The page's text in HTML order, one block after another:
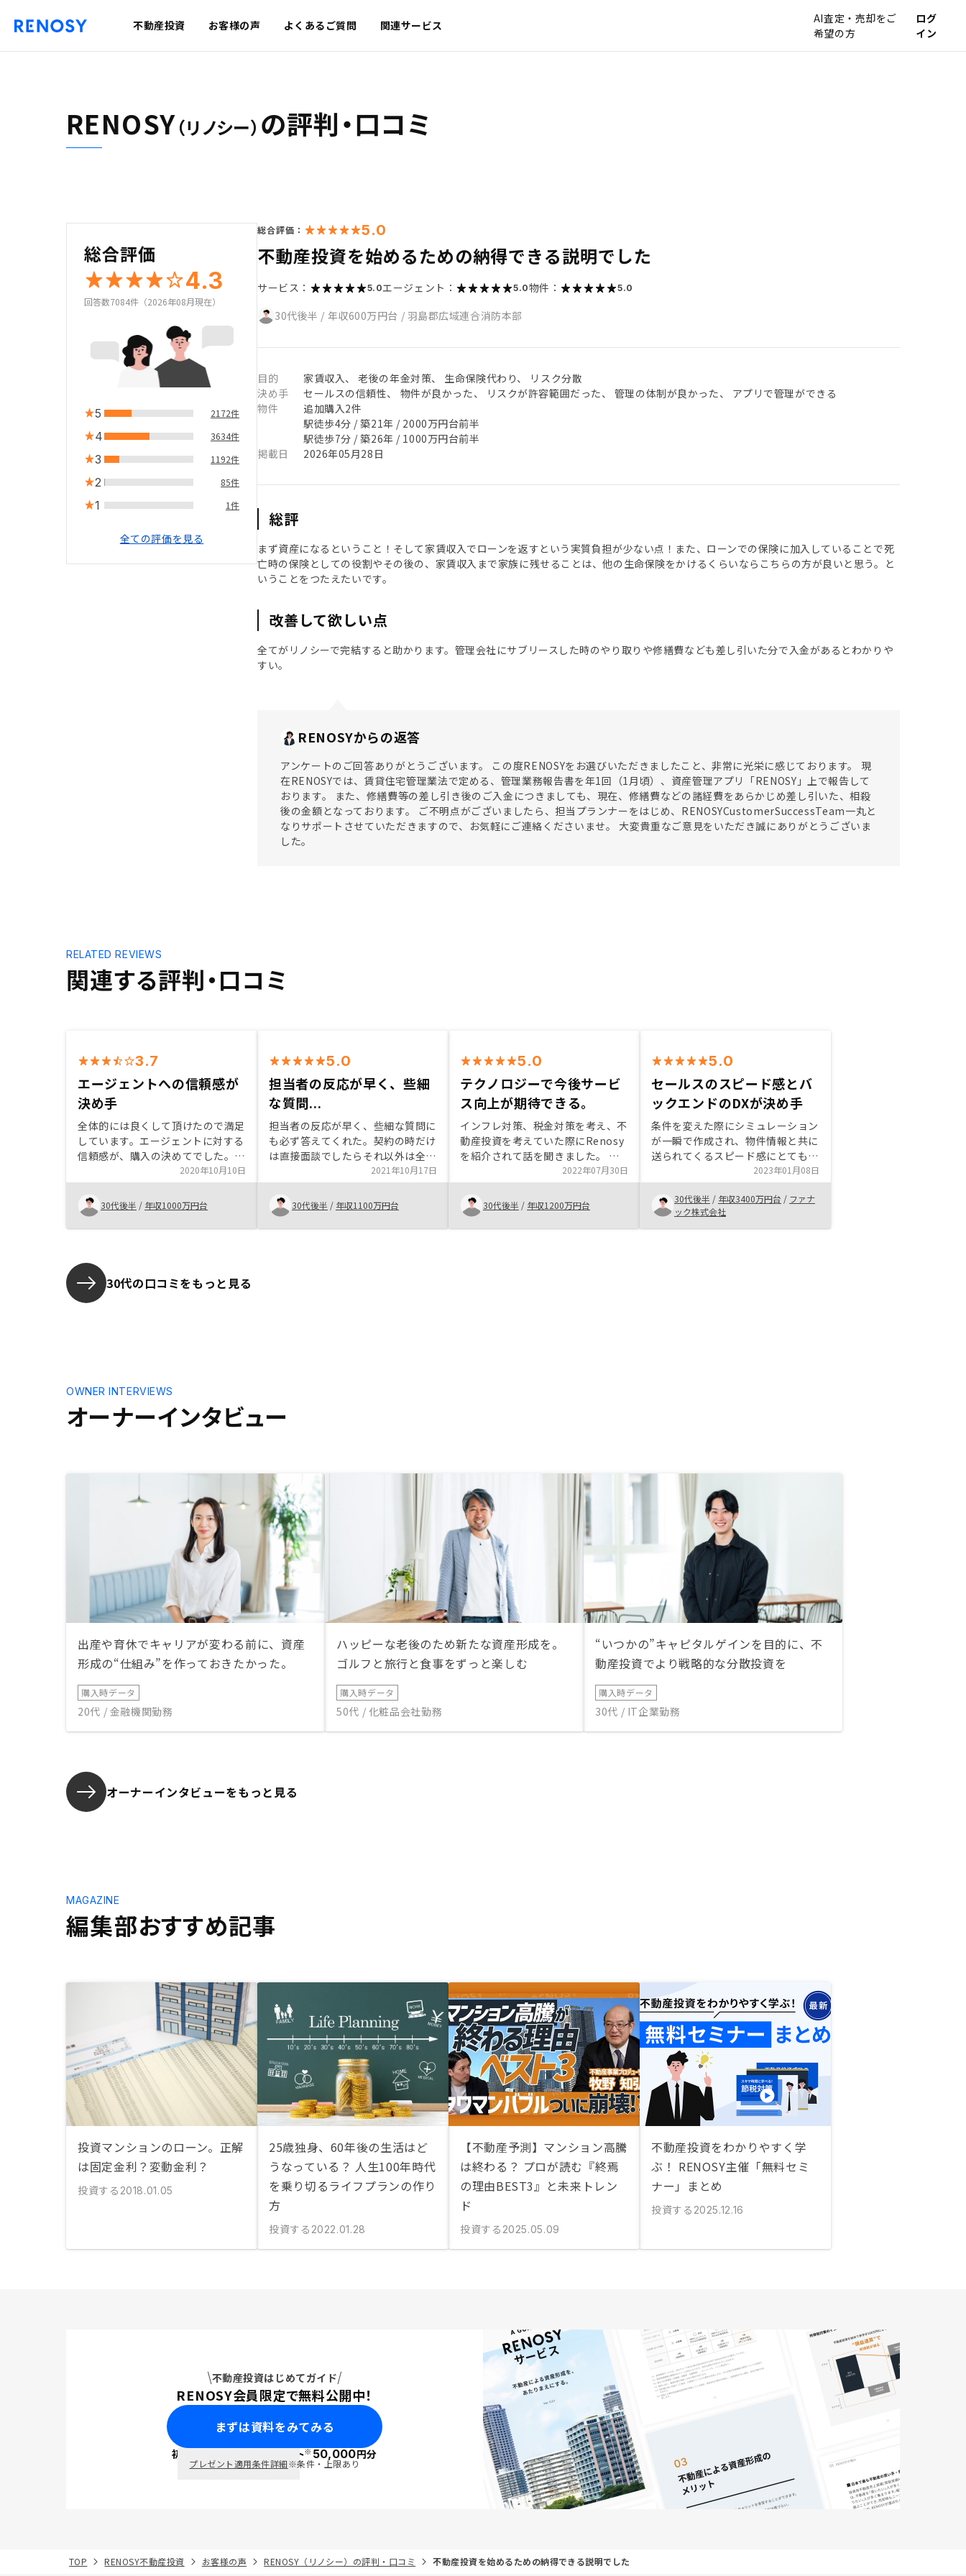
不動産投資 お客様の声 よくあるご質問 関連サービス
AI査定・売却をご
希望の方
ログ
イン
RENOSY（リノシー） の評判・口コミ
総合評価
4.3
回答数7084件（2026年08月現在）
5 2172件
4 3634件
3 1192件
2 85件
1 1件
全ての評価を見る
総合評価： 5.0
不動産投資を始めるための納得できる説明でした
サービス： 5.0エージェント： 5.0物件： 5.0
30代後半 / 年収600万円台 / 羽島郡広域連合消防本部
目的
家賃収入、 老後の年金対策、 生命保険代わり、 リスク分散
決め手
セールスの信頼性、 物件が良かった、 リスクが許容範囲だった、 管理の体制が良かった、 アプリで管理ができる
物件
追加購入2件
駅徒歩4分 / 築21年 / 2000万円台前半
駅徒歩7分 / 築26年 / 1000万円台前半
掲載日
2026年05月28日
総評
まず資産になるということ！そして家賃収入でローンを返すという実質負担が少ない点！また、ローンでの保険に加入していることで死
亡時の保険としての役割やその後の、家賃収入まで家族に残せることは、他の生命保険をかけるくらいならこちらの方が良いと思う。と
いうことをつたえたいです。
改善して欲しい点
全てがリノシーで完結すると助かります。管理会社にサブリースした時のやり取りや修繕費なども差し引いた分で入金があるとわかりや
すい。
RENOSYからの返答
アンケートのご回答ありがとうございます。 この度RENOSYをお選びいただきましたこと、非常に光栄に感じております。 現
在RENOSYでは、賃貸住宅管理業法で定める、管理業務報告書を年1回（1月頃）、資産管理アプリ「RENOSY」上で報告して
おります。 また、修繕費等の差し引き後のご入金につきましても、現在、修繕費などの諸経費をあらかじめ差し引いた、相殺
後の金額となっております。 ご不明点がございましたら、担当プランナーをはじめ、RENOSYCustomerSuccessTeam一丸と
なりサポートさせていただきますので、お気軽にご連絡くださいませ。 大変貴重なご意見をいただき誠にありがとうございま
した。
関連する評判・口コミ
RELATED REVIEWS
3.7
エージェントへの信頼感が
決め手
全体的には良くして頂けたので満足
しています。エージェントに対する
信頼感が、購入の決めてでした。メ
リットだけでなくデメリットもきち
んと説明してもらえたのが良かった
です。アフターフォローにも満足し
ています。物件自体がさらに利益率
などが魅力的になり、融資の初期投
いました。あとは、書類の修正が多
かったのは改善してほしいです。提
携銀行や金利に関する詳細説明が欲
しかったです。ここしかないと言わ
2020年10月10日
30代後半 / 年収1000万円台
5.0
担当者の反応が早く、些細
な質問...
担当者の反応が早く、些細な質問に
も必ず答えてくれた。契約の時だけ
は直接面談でしたらそれ以外は全て
リモートで対応してくれた。 購入
後は放ったらかしという口コミもあ
ったので心配していたが、アフター
フォローもしっかりしているので安
心です。OWNERアプリへの反映が
2021年10月17日
30代後半 / 年収1100万円台
5.0
テクノロジーで今後サービ
ス向上が期待できる。
インフレ対策、税金対策を考え、不
動産投資を考えていた際にRenosy
を紹介されて話を聞きました。 不
動産投資のイロハを教えてもらえ、
自分自身に最も適した投資だと思え
ました。また、価値が下がりにくい
駅でかつ駅近くの物件をスピード感
持ってタイムリーに紹介頂けた点、
2022年07月30日
30代後半 / 年収1200万円台
5.0
セールスのスピード感とバ
ックエンドのDXが決め手
条件を変えた際にシミュレーション
が一瞬で作成され、物件情報と共に
送られてくるスピード感にとても感
動しました。他社とも比較しました
が、シミュレーションのスピード
感、セールス担当のスピード感どれ
をとってもピカイチで、信頼できる
と感じます。物件検索に希望条件を
2023年01月08日
30代後半 / 年収3400万円台 / ファナ
ック株式会社
30代の口コミをもっと見る
オーナーインタビュー
OWNER INTERVIEWS
出産や育休でキャリアが変わる前に、資産
形成の“仕組み”を作っておきたかった。
購入時データ
20代 / 金融機関勤務
ハッピーな老後のため新たな資産形成を。
ゴルフと旅行と食事をずっと楽しむ
購入時データ
50代 / 化粧品会社勤務
“いつかの”キャピタルゲインを目的に、不
動産投資でより戦略的な分散投資を
購入時データ
30代 / IT企業勤務
オーナーインタビューをもっと見る
編集部おすすめ記事
MAGAZINE
投資マンションのローン。正解
は固定金利？変動金利？
投資する 2018.01.05
25歳独身、60年後の生活はど
うなっている？ 人生100年時代
を乗り切るライフプランの作り
方
投資する 2022.01.28
【不動産予測】マンション高騰
は終わる？ プロが読む『終焉
の理由BEST3』と未来トレン
ド
投資する 2025.05.09
不動産投資をわかりやすく学
ぶ！ RENOSY主催「無料セミ
ナー」まとめ
投資する 2025.12.16
不動産投資はじめてガイド
RENOSY会員限定で無料公開中！
まずは資料をみてみる
初回面談で ポイント※50,000円分
プレゼント適用条件詳細※条件・上限あり
TOP RENOSY不動産投資 お客様の声 RENOSY（リノシー）の評判・口コミ 不動産投資を始めるための納得できる説明でした